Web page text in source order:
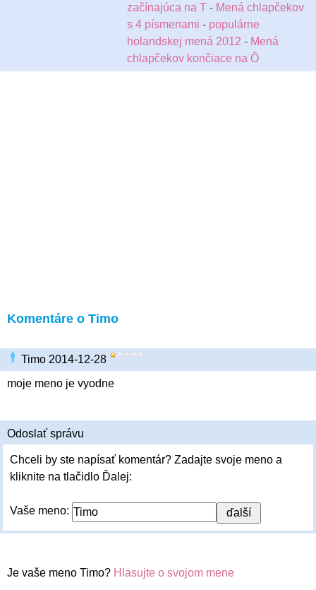
začínajúca na T - Mená chlapčekov
s 4 písmenami - populárne
holandskej mená 2012 - Mená
chlapčekov končiace na Ô
Komentáre o Timo
Timo 2014-12-28
moje meno je vyodne
Odoslať správu
Chceli by ste napísať komentár? Zadajte svoje meno a
kliknite na tlačidlo Ďalej:
Vaše meno:
Je vaše meno Timo? Hlasujte o svojom mene